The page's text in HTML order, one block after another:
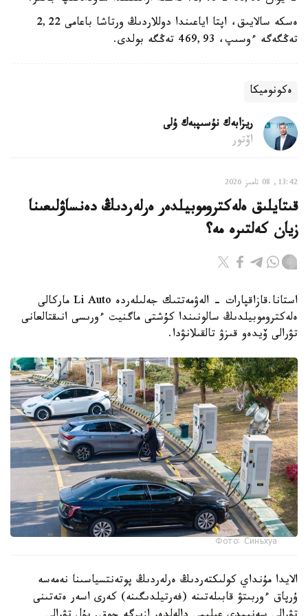
ەسكە سالايىق، اپتا اياعىندا دوللاردىڭ ورتاشا باعامى 2,22
تەڭگەگە ءوسىپ، 469,93 تەڭگە بولدى.
ەكونوميكا
ريزابەك نۇسىپبەك ۇلى
اۆتور
13:42, 08 تامىز 2026
قىتايلىق ەلەكتروموبيلدەر ەرلەردىڭ دەنساۋلىعىنا
زيان كەلتىرە مە؟
استانا.قازاقپارات - الەۋمەتتىك جەلىلەردە Li Auto ماركالى
ەلەكتروموبيلدىڭ سالونىندا كۇشتى ماگنيت ءورىسى انىقتالعانى
تۋرالى ۆيدەو قىزۋ تالقىلانۋدا.
Фото: Синьхуа
الايدا مۇنداي كولىكتەردىڭ ەرلەردىڭ پوتەنتسياسىنا نەمەسە
ۇرپاق ءوربىتۋ قابىلەتىنە (فەرتيلدىگىنە) كەرى اسەر ەتەتىنى